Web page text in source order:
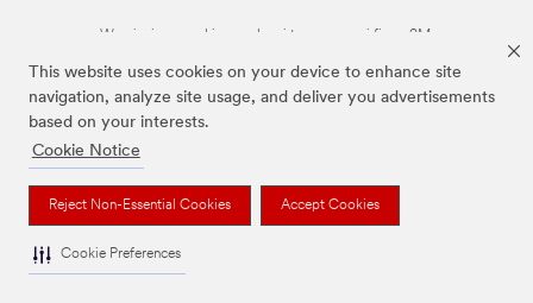
This website uses cookies on your device to enhance site
navigation, analyze site usage, and deliver you advertisements
based on your interests.
Cookie Notice
Reject Non-Essential Cookies Accept Cookies
Cookie Preferences
Wymienione marki są znakami towarowymi firmy 3M.